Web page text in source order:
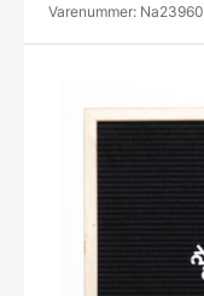
Varenummer: Na23960